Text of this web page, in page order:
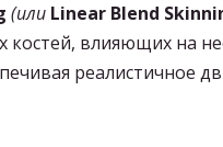
(или Linear Blend
костей, влияющих на
реалистичное